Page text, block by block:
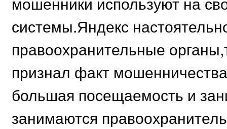
системы.Яндекс
правоохранительные
признал факт
большая посещаемость и
занимаются